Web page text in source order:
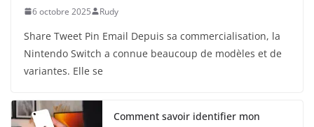
6 octobre 2025 Rudy
Share Tweet Pin Email Depuis sa commercialisation, la
Nintendo Switch a connue beaucoup de modèles et de
variantes. Elle se
Comment savoir identifier mon